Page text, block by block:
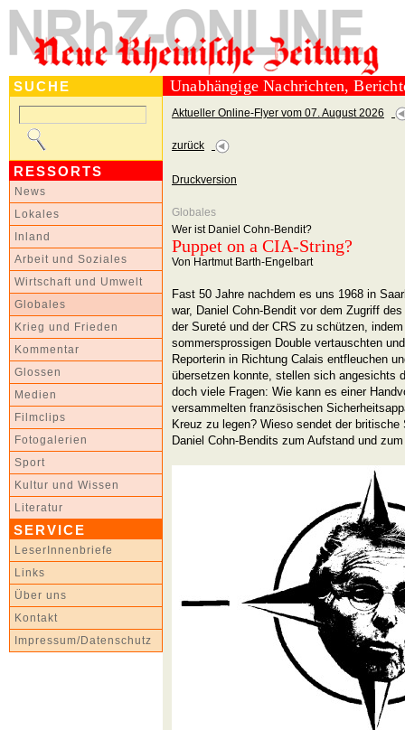
SUCHE
RESSORTS
News
Lokales
Inland
Arbeit und Soziales
Wirtschaft und Umwelt
Globales
Krieg und Frieden
Kommentar
Glossen
Medien
Filmclips
Fotogalerien
Sport
Kultur und Wissen
Literatur
SERVICE
LeserInnenbriefe
Links
Über uns
Kontakt
Impressum/Datenschutz
Unabhängige Nachrichten,
Aktueller Online-Flyer vom 07. August 2026
zurück
Druckversion
Globales
Wer ist Daniel Cohn-Bendit?
Puppet on a CIA-String?
Von Hartmut Barth-Engelbart
Fast 50 Jahre nachdem es uns 1968 in
war, Daniel Cohn-Bendit vor dem Zugriff
der Sureté und der CRS zu schützen,
sommersprossigen Double vertauschten
Reporterin in Richtung Calais entfleuchen
übersetzen konnte, stellen sich angesichts
doch viele Fragen: Wie kann es einer
versammelten französischen
Kreuz zu legen? Wieso sendet der
Daniel Cohn-Bendits zum Aufstand und